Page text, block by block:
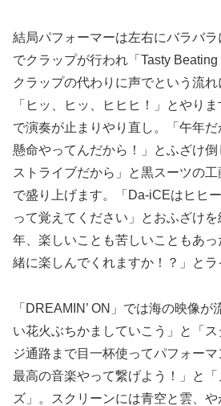
結局パフォーマーは左右にバラバ
でクラップが行われ「Tasty Beating
クラップの代わりに声でという流
「ヒッ、ヒッ、ヒヒヒ！」とやり
で演奏が止まりやり直し。「午年
懸命やってんだから！」とふざけ
ストライブだから」と黒スーツの
で盛り上げます。「Da-iCEはヒヒ
って覚えてください」とおふざけ
年、楽しいことも苦しいこともあ
緒に楽しんでくれますか！？」とラ
「DREAMIN’ ON」では海の映像
い花火ぶちかましていこう」と「
ジ通路まで目一杯使ってパフォー
最高の音楽やって繋げよう！」と
ズ」。スクリーンには青空と雲、